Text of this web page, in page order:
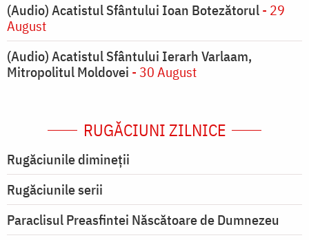
(Audio) Acatistul Sfântului Ioan Botezătorul- 29
August
(Audio) Acatistul Sfântului Ierarh Varlaam,
Mitropolitul Moldovei - 30 August
RUGĂCIUNI ZILNICE
Rugăciunile dimineții
Rugăciunile serii
Paraclisul Preasfintei Născătoare de Dumnezeu